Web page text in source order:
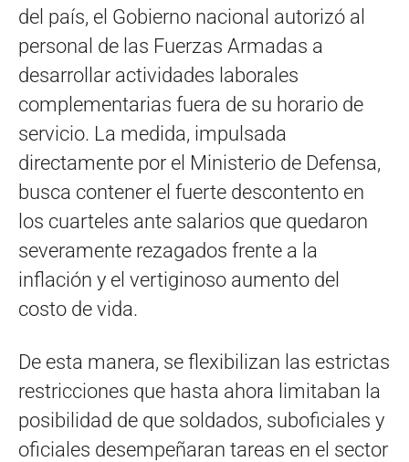
del país, el Gobierno nacional autorizó al
personal de las Fuerzas Armadas a
desarrollar actividades laborales
complementarias fuera de su horario de
servicio. La medida, impulsada
directamente por el Ministerio de Defensa,
busca contener el fuerte descontento en
los cuarteles ante salarios que quedaron
severamente rezagados frente a la
inflación y el vertiginoso aumento del
costo de vida.
De esta manera, se flexibilizan las estrictas
restricciones que hasta ahora limitaban la
posibilidad de que soldados, suboficiales y
oficiales desempeñaran tareas en el sector